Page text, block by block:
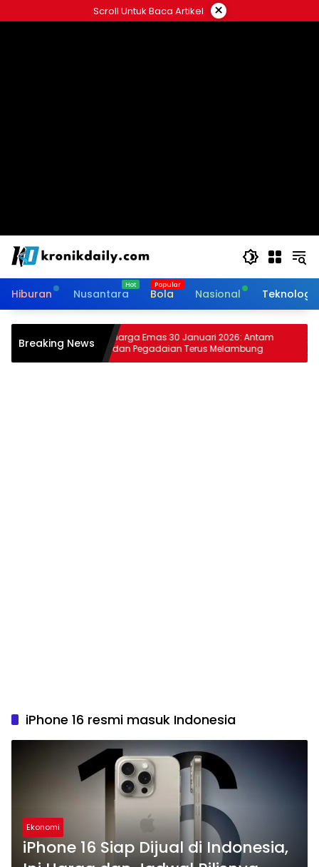
ke
Scroll Untuk Baca Artikel ×
Hiburan Nusantara Bola Nasional Teknologi
Breaking News
dan
Harga Emas 30 Januari 2026: Antam
dan Pegadaian Terus Melambung
iPhone 16 resmi masuk Indonesia
Ekonomi
iPhone 16 Siap Dijual di Indonesia,